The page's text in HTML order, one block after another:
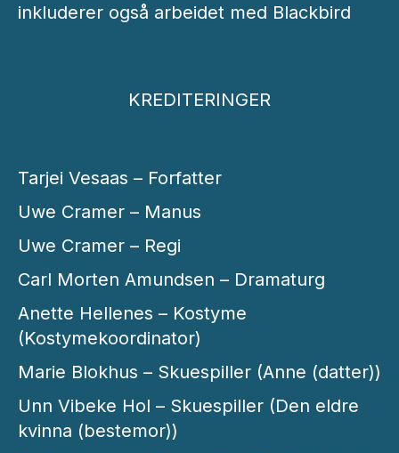
inkluderer også arbeidet med Blackbird
KREDITERINGER
Tarjei Vesaas – Forfatter
Uwe Cramer – Manus
Uwe Cramer – Regi
Carl Morten Amundsen – Dramaturg
Anette Hellenes – Kostyme
(Kostymekoordinator)
Marie Blokhus – Skuespiller (Anne (datter))
Unn Vibeke Hol – Skuespiller (Den eldre
kvinna (bestemor))